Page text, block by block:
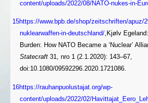
content/uploads/2022/08/NATO-nukes-in-
15https://www.bpb.de/shop/zeitschriften/apuz/
nuklearwaffen-in-deutschland/,Kjølv
Burden: How NATO Became a ‘Nuclear’
Statecraft31, nro 1 (2.1.2020): 143–67,
doi:10.1080/09592296.2020.1721086.
16https://rauhanpuolustajat.org/wp-
content/uploads/2022/02/